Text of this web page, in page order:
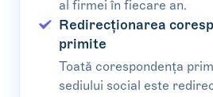
al firmei în fiecare an.
Redirecționarea
primite
Toată corespondența
sediului social este